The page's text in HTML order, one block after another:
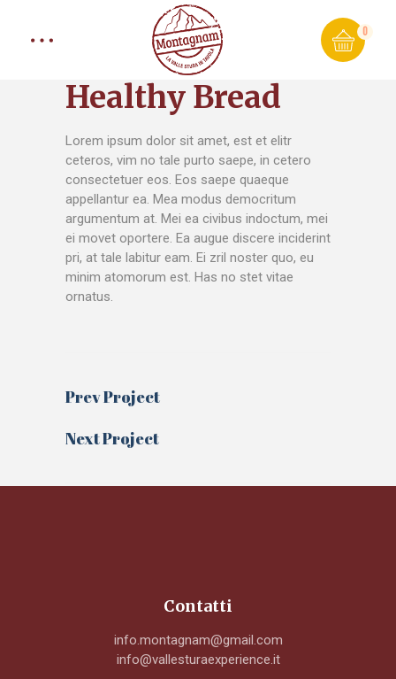
0
Healthy Bread
Lorem ipsum dolor sit amet, est et elitr
ceteros, vim no tale purto saepe, in cetero
consectetuer eos. Eos saepe quaeque
appellantur ea. Mea modus democritum
argumentum at. Mei ea civibus indoctum, mei
ei movet oportere. Ea augue discere inciderint
pri, at tale labitur eam. Ei zril noster quo, eu
minim atomorum est. Has no stet vitae
ornatus.
Prev Project
Next Project
Contatti
info.montagnam@gmail.com
info@vallesturaexperience.it